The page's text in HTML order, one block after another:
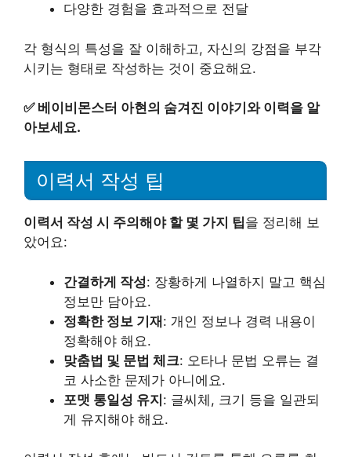
다양한 경험을 효과적으로 전달
각 형식의 특성을 잘 이해하고, 자신의 강점을 부각
시키는 형태로 작성하는 것이 중요해요.
✅ 베이비몬스터 아현의 숨겨진 이야기와 이력을 알
아보세요.
이력서 작성 팁
이력서 작성 시 주의해야 할 몇 가지 팁을 정리해 보
았어요:
간결하게 작성: 장황하게 나열하지 말고 핵심
정보만 담아요.
정확한 정보 기재: 개인 정보나 경력 내용이
정확해야 해요.
맞춤법 및 문법 체크: 오타나 문법 오류는 결
코 사소한 문제가 아니에요.
포맷 통일성 유지: 글씨체, 크기 등을 일관되
게 유지해야 해요.